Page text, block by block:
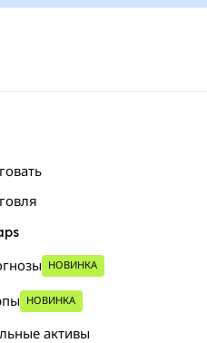
НОВИНКА
НОВИНКА
активы